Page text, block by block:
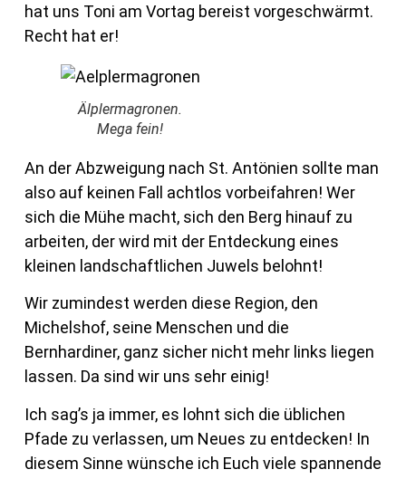
hat uns Toni am Vortag bereist vorgeschwärmt.
Recht hat er!
Älplermagronen.
Mega fein!
An der Abzweigung nach St. Antönien sollte man
also auf keinen Fall achtlos vorbeifahren! Wer
sich die Mühe macht, sich den Berg hinauf zu
arbeiten, der wird mit der Entdeckung eines
kleinen landschaftlichen Juwels belohnt!
Wir zumindest werden diese Region, den
Michelshof, seine Menschen und die
Bernhardiner, ganz sicher nicht mehr links liegen
lassen. Da sind wir uns sehr einig!
Ich sag’s ja immer, es lohnt sich die üblichen
Pfade zu verlassen, um Neues zu entdecken! In
diesem Sinne wünsche ich Euch viele spannende